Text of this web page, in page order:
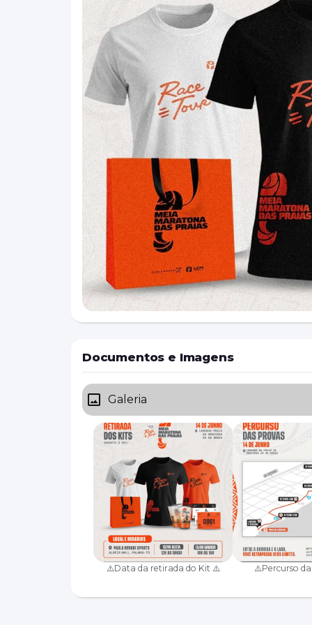
Vagas limitadas a 1.200 atletas
Inscrições online
💧 Estrutura completa
Postos de hidratação ao longo do percurso
Ambulância e suporte médico
Segurança e sinalização
Sanitários na arena
📦 Entrega de kits
12 e 13 de junho (local a divulgar)
(Não haverá entrega no dia da prova)
Documentos e Imagens
Galeria
⚠️Data da retirada do Kit ⚠️ ⚠️Percurso